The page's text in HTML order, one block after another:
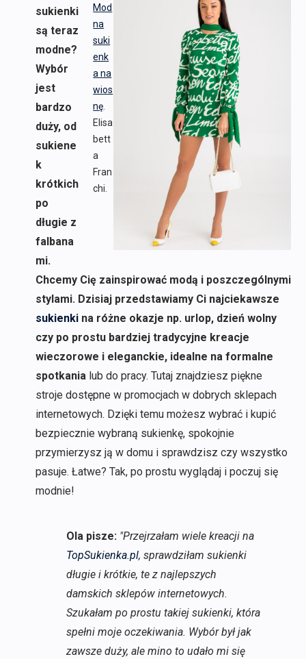
Mod
na
suki
enk
a na
wios
nę
Elisa
bett
a
Fran
chi.
sukienki
są teraz
modne?
Wybór
jest
bardzo
duży, od
sukiene
k
krótkich
po
długie z
falbana
mi.
Chcemy Cię zainspirować modą i poszczególnymi
stylami. Dzisiaj przedstawiamy Ci najciekawsze
sukienkina różne okazje np. urlop, dzień wolny
czy po prostu bardziej tradycyjne kreacje
wieczorowe i eleganckie, idealne na formalne
spotkanialub do pracy. Tutaj znajdziesz piękne
stroje dostępne w promocjach w dobrych sklepach
internetowych. Dzięki temu możesz wybrać i kupić
bezpiecznie wybraną sukienkę, spokojnie
przymierzysz ją w domu i sprawdzisz czy wszystko
pasuje. Łatwe? Tak, po prostu wyglądaj i poczuj się
modnie!
Ola pisze: "Przejrzałam wiele kreacji na
TopSukienka.pl, sprawdziłam sukienki
długie i krótkie, te z najlepszych
damskich sklepów internetowych.
Szukałam po prostu takiej sukienki, która
spełni moje oczekiwania. Wybór był jak
zawsze duży, ale mino to udało mi się